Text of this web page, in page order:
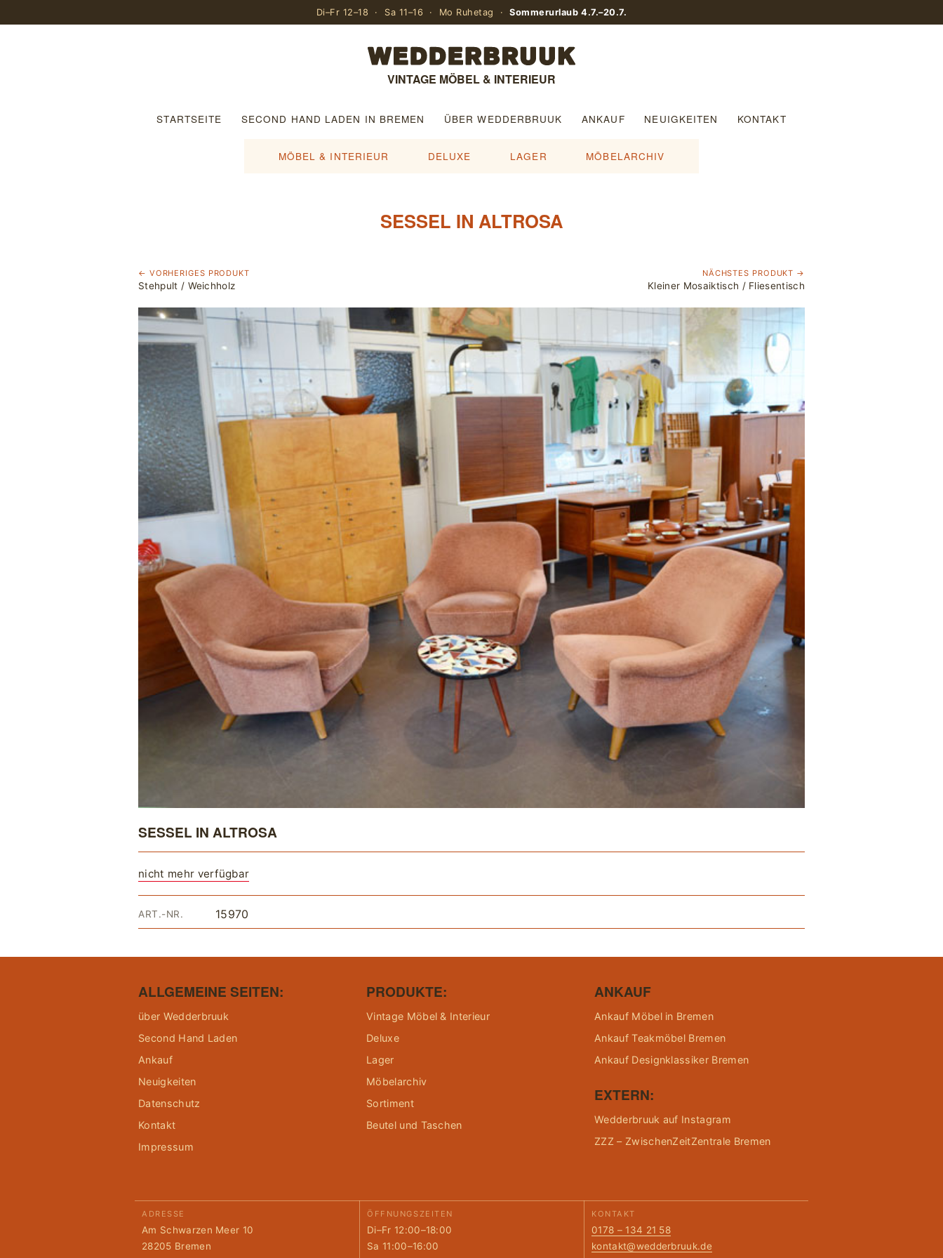
Di–Fr 12–18 · Sa 11–16 · Mo Ruhetag ·Sommerurlaub 4.7.–20.7.
VINTAGE MÖBEL & INTERIEUR
STARTSEITE SECOND HAND LADEN IN BREMEN ÜBER WEDDERBRUUK ANKAUF NEUIGKEITEN KONTAKT
MÖBEL & INTERIEUR DELUXE LAGER MÖBELARCHIV
SESSEL IN ALTROSA
← VORHERIGES PRODUKT
Stehpult / Weichholz
NÄCHSTES PRODUKT →
Kleiner Mosaiktisch / Fliesentisch
SESSEL IN ALTROSA
nicht mehr verfügbar
ART.-NR. 15970
ALLGEMEINE SEITEN:
über Wedderbruuk
Second Hand Laden
Ankauf
Neuigkeiten
Datenschutz
Kontakt
Impressum
PRODUKTE:
Vintage Möbel & Interieur
Deluxe
Lager
Möbelarchiv
Sortiment
Beutel und Taschen
ANKAUF
Ankauf Möbel in Bremen
Ankauf Teakmöbel Bremen
Ankauf Designklassiker Bremen
EXTERN:
Wedderbruuk auf Instagram
ZZZ – ZwischenZeitZentrale Bremen
ADRESSE
Am Schwarzen Meer 10
28205 Bremen
ÖFFNUNGSZEITEN
Di–Fr 12:00–18:00
Sa 11:00–16:00
KONTAKT
0178 – 134 21 58
kontakt@wedderbruuk.de